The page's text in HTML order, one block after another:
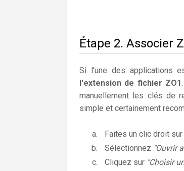
Étape 2. Associer
Si l'une des applications
l'extension de fichier ZO1
manuellement les clés de
simple et certainement
Faites un clic droit
Sélectionnez "Ouvrir
Cliquez sur "Choisir